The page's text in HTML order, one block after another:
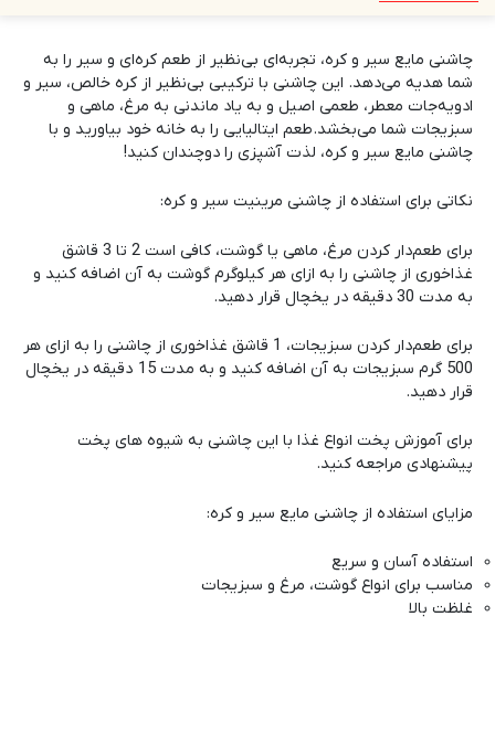
چاشنی مایع سیر و کره، تجربه‌ای بی‌نظیر از طعم کره‌ای و سیر را به
شما هدیه می‌دهد. این چاشنی با ترکیبی بی‌نظیر از کره خالص، سیر و
ادویه‌جات معطر، طعمی اصیل و به یاد ماندنی به مرغ، ماهی و
سبزیجات شما می‌بخشد.طعم ایتالیایی را به خانه خود بیاورید و با
چاشنی مایع سیر و کره، لذت آشپزی را دوچندان کنید!
نکاتی برای استفاده از چاشنی مرینیت سیر و کره:
برای طعم‌دار کردن مرغ، ماهی یا گوشت، کافی است 2 تا 3 قاشق
غذاخوری از چاشنی را به ازای هر کیلوگرم گوشت به آن اضافه کنید و
به مدت 30 دقیقه در یخچال قرار دهید.
برای طعم‌دار کردن سبزیجات، 1 قاشق غذاخوری از چاشنی را به ازای هر
500 گرم سبزیجات به آن اضافه کنید و به مدت 15 دقیقه در یخچال
قرار دهید.
برای آموزش پخت انواع غذا با این چاشنی به شیوه های پخت
پیشنهادی مراجعه کنید.
مزایای استفاده از چاشنی مایع سیر و کره:
استفاده آسان و سریع
مناسب برای انواع گوشت، مرغ و سبزیجات
غلظت بالا